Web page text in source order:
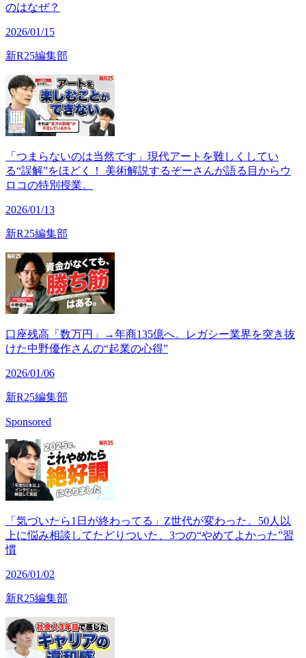
のはなぜ？
2026/01/15
新R25編集部
「つまらないのは当然です」現代アートを難しくしてい
る“誤解”をほどく！ 美術解説するぞーさんが語る目からウ
ロコの特別授業。
2026/01/13
新R25編集部
口座残高「数万円」→年商135億へ。レガシー業界を突き抜
けた中野優作さんの“起業の心得”
2026/01/06
新R25編集部
Sponsored
「気づいたら1日が終わってる」Z世代が変わった。50人以
上に悩み相談してたどりついた、3つの“やめてよかった”習
慣
2026/01/02
新R25編集部